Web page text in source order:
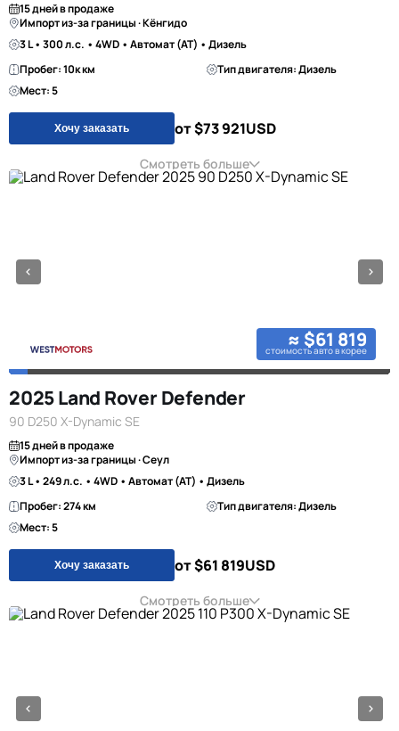
15 дней в продаже
Импорт из-за границы · Кёнгидо
3 L • 300 л.с. • 4WD • Автомат (AT) • Дизель
Пробег: 10к км
Тип двигателя: Дизель
Мест: 5
Хочу заказать от $73 921USD
Смотреть больше
≈ $61 819
стоимость авто в корее
2025 Land Rover Defender
90 D250 X-Dynamic SE
15 дней в продаже
Импорт из-за границы · Сеул
3 L • 249 л.с. • 4WD • Автомат (AT) • Дизель
Пробег: 274 км
Тип двигателя: Дизель
Мест: 5
Хочу заказать от $61 819USD
Смотреть больше